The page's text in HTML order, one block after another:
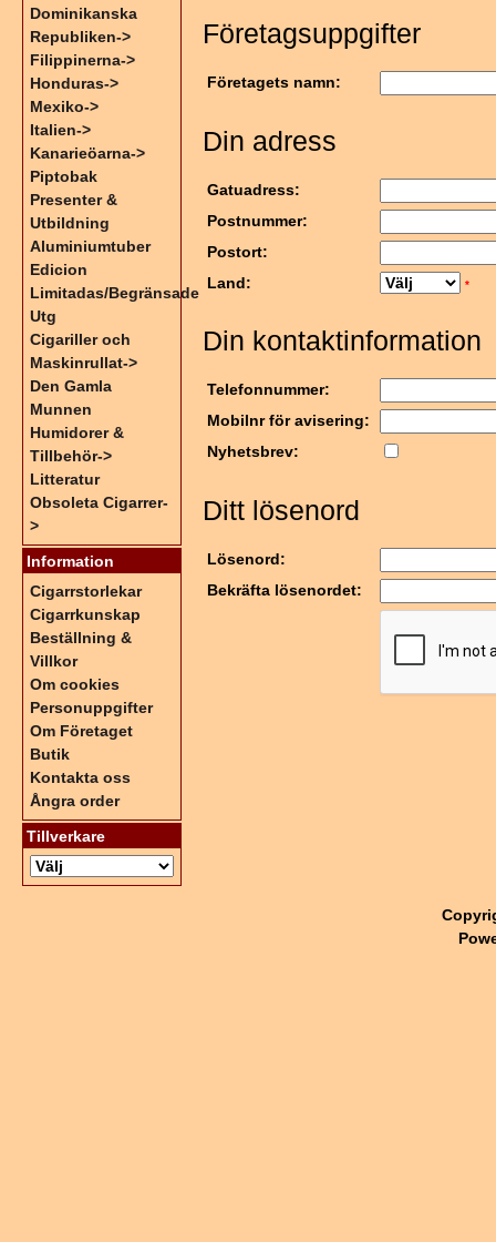
Företagsuppgifter
Företagets namn:
Din adress
Gatuadress:
Postnummer:
Postort:
Land:
*
Din kontaktinformation
Telefonnummer:
Mobilnr för avisering:
Nyhetsbrev:
Ditt lösenord
Lösenord:
Bekräfta lösenordet:
Dominikanska
Republiken->
Filippinerna->
Honduras->
Mexiko->
Italien->
Kanarieöarna->
Piptobak
Presenter &
Utbildning
Aluminiumtuber
Edicion
Limitadas/Begränsade
Utg
Cigariller och
Maskinrullat->
Den Gamla
Munnen
Humidorer &
Tillbehör->
Litteratur
Obsoleta Cigarrer-
>
Information
Cigarrstorlekar
Cigarrkunskap
Beställning &
Villkor
Om cookies
Personuppgifter
Om Företaget
Butik
Kontakta oss
Ångra order
Tillverkare